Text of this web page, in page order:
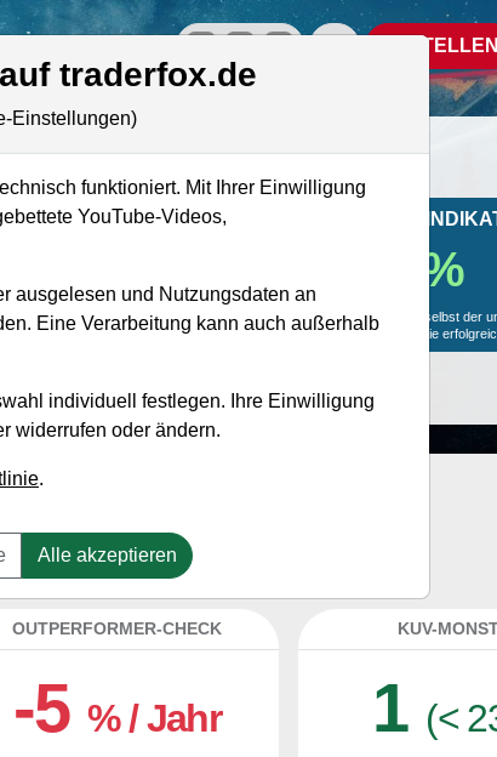
offizielle Social Media-Accounts
Aktien- undBESTELLEN
Mrd. USD
Mrd. USD
MONKEY-TRADER
88.2 %
Mit 88.2 % Wahrscheinlichkeit wird selbst der
agierende Trader mit dieser Aktie
geeignet?
OUTPERFORMER-CHECK
-5 % / Jahr
KUV-
1 (<
traderfox.de
Einstellungen)
funktioniert. Mit Ihrer Einwilligung
YouTube-Videos,
ausgelesen und Nutzungsdaten an
Eine Verarbeitung kann auch außerhalb
individuell festlegen. Ihre Einwilligung
widerrufen oder ändern.
.
Alle akzeptieren